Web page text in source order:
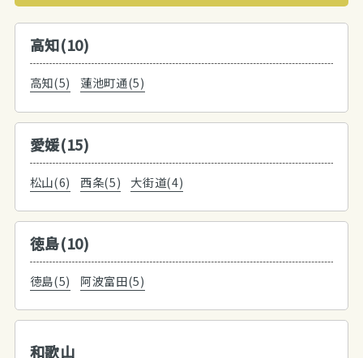
高知(10)
高知(5) 蓮池町通(5)
愛媛(15)
松山(6) 西条(5) 大街道(4)
徳島(10)
徳島(5) 阿波富田(5)
和歌山